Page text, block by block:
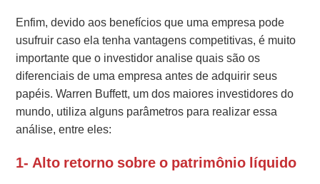
Enfim, devido aos benefícios que uma empresa pode
usufruir caso ela tenha vantagens competitivas, é muito
importante que o investidor analise quais são os
diferenciais de uma empresa antes de adquirir seus
papéis.Warren Buffett, um dos maiores investidores do
mundo, utiliza alguns parâmetros para realizar essa
análise, entre eles:
1- Alto retorno sobre o patrimônio líquido